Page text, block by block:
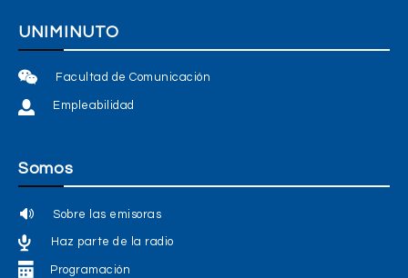
UNIMINUTO
Facultad de Comunicación
Empleabilidad
Somos
Sobre las emisoras
Haz parte de la radio
Programación